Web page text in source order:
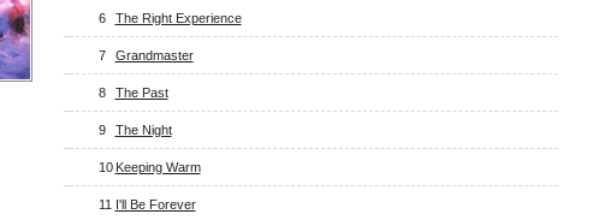
6 The Right Experience
7 Grandmaster
8 The Past
9 The Night
10 Keeping Warm
11 I'll Be Forever